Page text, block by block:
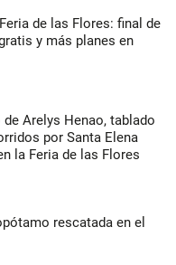
de las Flores: final de
y más planes en
Arelys Henao, tablado
por Santa Elena
la Feria de las Flores
rescatada en el